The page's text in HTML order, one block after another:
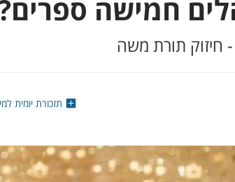
חמישה
חיזוק תורת משה
תזכורת יומית